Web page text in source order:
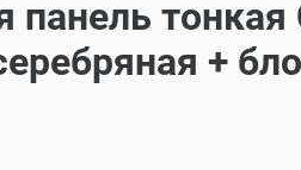
панель
+